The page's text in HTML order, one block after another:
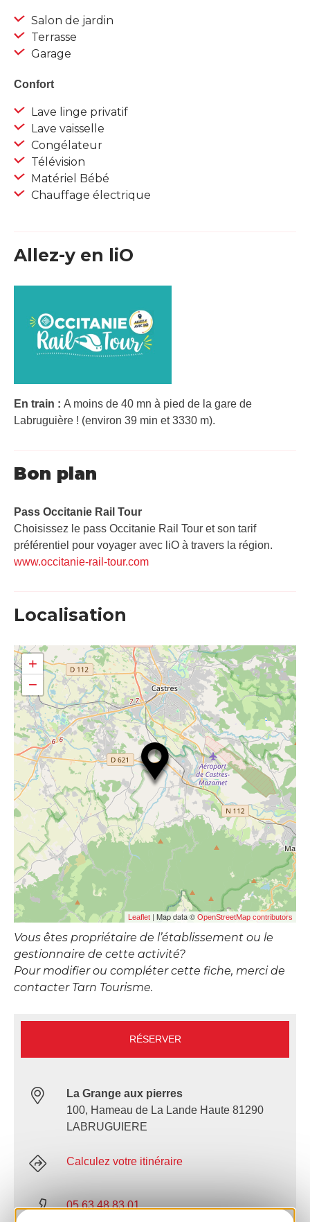
Salon de jardin
Terrasse
Garage
Confort
Lave linge privatif
Lave vaisselle
Congélateur
Télévision
Matériel Bébé
Chauffage électrique
Allez-y en liO
En train : A moins de 40 mn à pied de la gare de
Labruguière ! (environ 39 min et 3330 m).
Bon plan
Pass Occitanie Rail Tour​
Choisissez le pass Occitanie Rail Tour et son tarif
préférentiel pour voyager avec liO à travers la région.
www.occitanie-rail-tour.com
Localisation
+
−
Leaflet | Map data © OpenStreetMap contributors
Vous êtes propriétaire de l’établissement ou le
gestionnaire de cette activité?
Pour modifier ou compléter cette fiche, merci de
contacter Tarn Tourisme.
RÉSERVER
La Grange aux pierres
100, Hameau de La Lande Haute 81290
LABRUGUIERE
Calculez votre itinéraire
05 63 48 83 01